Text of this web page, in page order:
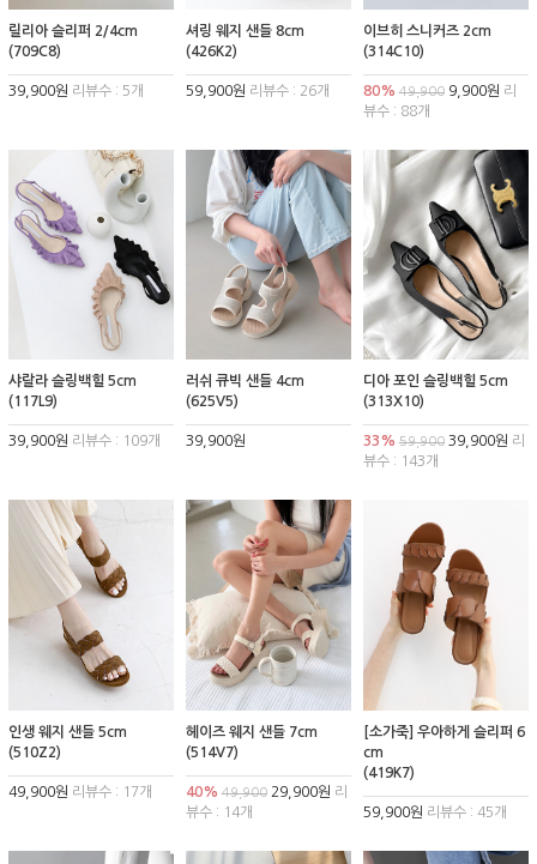
릴리아 슬리퍼 2/4cm
(709C8)
39,900원 리뷰수 : 5개
셔링 웨지 샌들 8cm
(426K2)
59,900원 리뷰수 : 26개
이브히 스니커즈 2cm
(314C10)
80% 49,9009,900원 리
뷰수 : 88개
샤랄라 슬링백힐 5cm
(117L9)
39,900원 리뷰수 : 109개
러쉬 큐빅 샌들 4cm
(625V5)
39,900원
디아 포인 슬링백힐 5cm
(313X10)
33% 59,90039,900원 리
뷰수 : 143개
인생 웨지 샌들 5cm
(510Z2)
49,900원 리뷰수 : 17개
헤이즈 웨지 샌들 7cm
(514V7)
40% 49,90029,900원 리
뷰수 : 14개
[소가죽] 우아하게 슬리퍼 6
cm
(419K7)
59,900원 리뷰수 : 45개